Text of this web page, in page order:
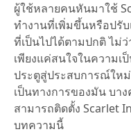
ผู้ใช้หลายคนหันมาใช้
ทำงานที่เพิ่มขึ้นหรือปรั
ที่เป็นไปได้ตามปกติ ไม่
เพียงแค่สนใจในความเ
ประตูสู่ประสบการณ์ให
เป็นทางการของมัน บา
สามารถติดตั้ง Scarlet
บทความนี้